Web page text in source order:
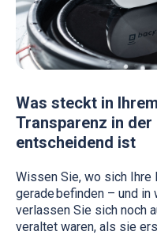
Was steckt in
Transparenz in
entscheidend ist
Wissen Sie, wo sich Ihre
gerade befinden – und
verlassen Sie sich noch
veraltet waren, als sie